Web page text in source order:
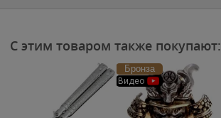
С этим товаром также покупают:
Бронза
Видео